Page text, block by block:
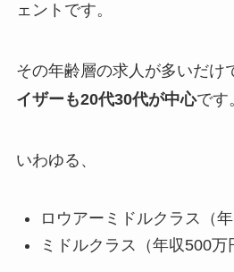
ェントです。
その年齢層の求人が多いだけ
イザーも20代30代が中心です
いわゆる、
ロウアーミドルクラス（
ミドルクラス（年収500万